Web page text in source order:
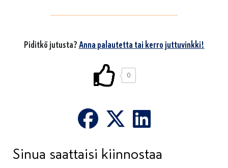
Piditkö jutusta?Anna palautetta tai kerro juttuvinkki!
0
Sinua saattaisi kiinnostaa